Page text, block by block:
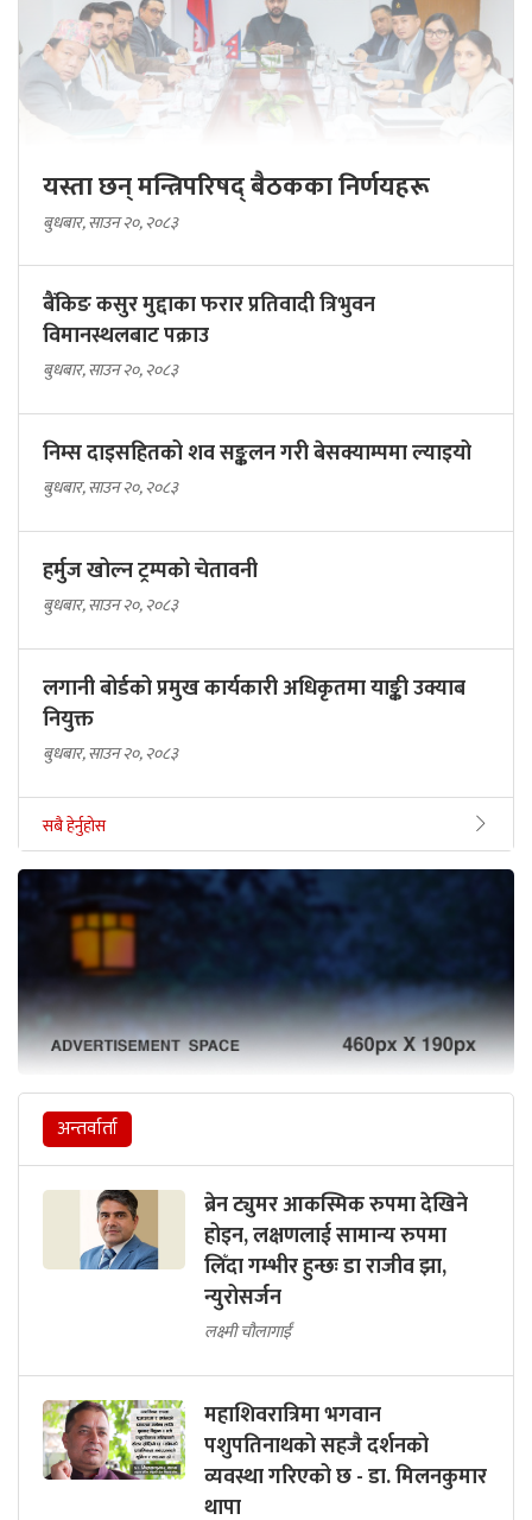
यस्ता छन् मन्त्रिपरिषद् बैठकका निर्णयहरू
बुधबार, साउन २०, २०८३
बैंकिङ कसुर मुद्दाका फरार प्रतिवादी त्रिभुवन
विमानस्थलबाट पक्राउ
बुधबार, साउन २०, २०८३
निम्स दाइसहितको शव सङ्कलन गरी बेसक्याम्पमा ल्याइयो
बुधबार, साउन २०, २०८३
हर्मुज खोल्न ट्रम्पको चेतावनी
बुधबार, साउन २०, २०८३
लगानी बोर्डको प्रमुख कार्यकारी अधिकृतमा याङ्की उक्याब
नियुक्त
बुधबार, साउन २०, २०८३
सबै हेर्नुहोस
अन्तर्वार्ता
ब्रेन ट्युमर आकस्मिक रुपमा देखिने
होइन, लक्षणलाई सामान्य रुपमा
लिँदा गम्भीर हुन्छः डा राजीव झा,
न्युरोसर्जन
लक्ष्मी चौलागाईं
महाशिवरात्रिमा भगवान
पशुपतिनाथको सहजै दर्शनको
व्यवस्था गरिएको छ - डा. मिलनकुमार
थापा